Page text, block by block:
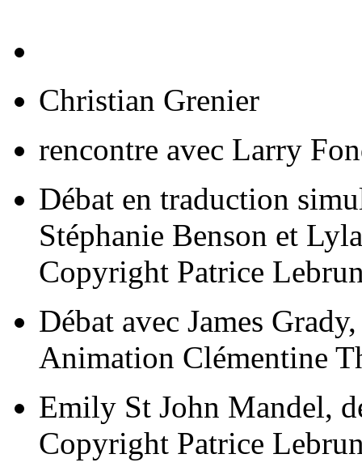
Christian Grenier
rencontre avec Larry
Débat en traduction
Stéphanie Benson et
Copyright Patrice
Débat avec James
Animation Clémentine
Emily St John Mandel,
Copyright Patrice